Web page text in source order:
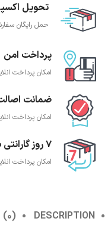
تحویل
حمل رایگان سفارشات
پرداخت امن
امکان پرداخت
ضمانت
امکان پرداخت
7 روز گارانتی بازگشت وجه
امکان پرداخت
DESCRIPTION
(0)